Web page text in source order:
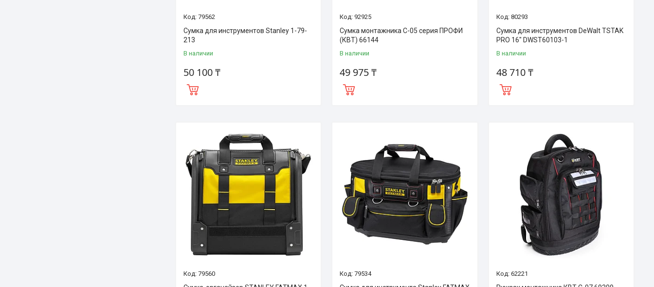
79562
Сумка для инструментов Stanley 1-79-
213
В наличии
50 100 ₸
92925
Сумка монтажника С-05 серия ПРОФИ
(КВТ) 66144
В наличии
49 975 ₸
80293
Сумка для инструментов DeWalt TSTAK
PRO 16" DWST60103-1
В наличии
48 710 ₸
79560 79534 62221